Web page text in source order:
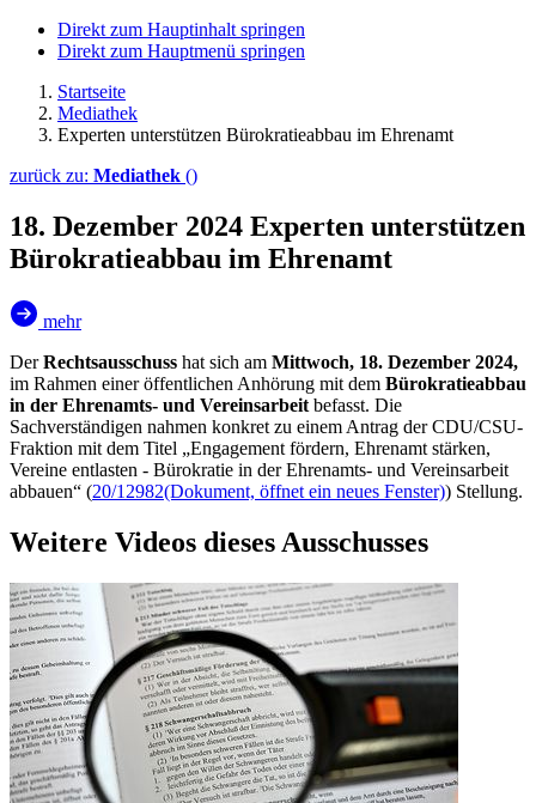
Direkt zum Hauptinhalt springen
Direkt zum Hauptmenü springen
Startseite
Mediathek
Experten unter­stützen Bürokratie­abbau im Ehrenamt
zurück zu: Mediathek ()
18. Dezember 2024 Experten unterstützen
Bürokratieabbau im Ehrenamt
mehr
DerRechtsausschuss hat sich am Mittwoch, 18. Dezember 2024,
im Rahmen einer öffentlichen Anhörung mit dem Bürokratieabbau
in der Ehrenamts- und Vereinsarbeit befasst. Die
Sachverständigen nahmen konkret zu einem Antrag der CDU/CSU-
Fraktion mit dem Titel „Engagement fördern, Ehrenamt stärken,
Vereine entlasten - Bürokratie in der Ehrenamts- und Vereinsarbeit
abbauen“ (20/12982(Dokument, öffnet ein neues Fenster)) Stellung.
Weitere Videos dieses Ausschusses